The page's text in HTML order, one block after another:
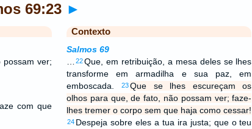
69:23 ►
ver;
com que
Contexto
Salmos 69
22Que, em retribuição, a mesa deles se lhes
transforme em armadilha e sua paz, em
emboscada.
23 Que se lhes escureçam os
olhos para que, de fato, não possam ver; faze-
lhes tremer o corpo sem que haja como cessar!
24 Despeja sobre eles a tua ira justa; que o teu